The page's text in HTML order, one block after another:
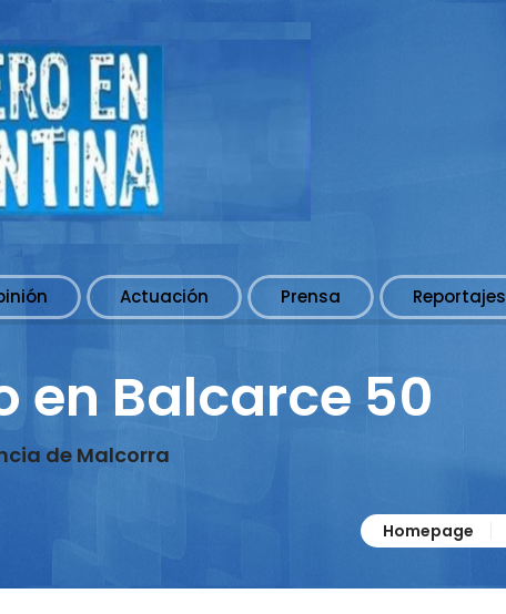
Actuación Prensa Reportajes
en Balcarce 50
de Malcorra
Homepage